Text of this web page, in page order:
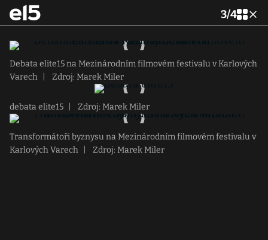
3/4
Debata elite15 na Mezinárodním filmovém festivalu v Karlových
Varech
Zdroj: Marek Miler
debata elite15 Zdroj: Marek Miler
Transformátoři byznysu na Mezinárodním filmovém festivalu v
Karlových Varech
Zdroj: Marek Miler